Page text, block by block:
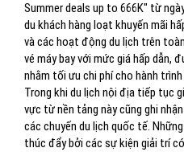
Summer deals up to 666K" từ
du khách hàng loạt khuyến mãi
và các hoạt động du lịch trên
vé máy bay với mức giá hấp dẫn,
nhằm tối ưu chi phí cho hành trình
Trong khi du lịch nội địa tiếp tục
vực từ nền tảng này cũng ghi
các chuyến du lịch quốc tế.
thúc đẩy bởi các sự kiện giải trí